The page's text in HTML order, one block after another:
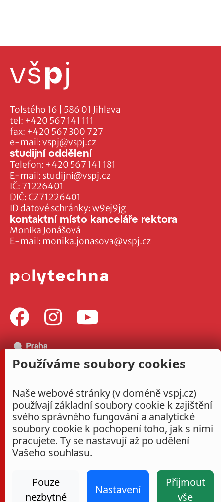
Tolstého 16 | 586 01 Jihlava
tel: +420 567 141 111
fax: +420 567 300 727
e-mail:vspj@vspj.cz
IČ: 71226401
DIČ: CZ71226401
ID datové schránky: w9ej9jg
studijní oddělení
Telefon: +420 567 141 181
E-mail: studijni@vspj.cz
kontaktní místo kanceláře rektora
Monika Jonášová
E-mail: monika.jonasova@vspj.cz
Používáme soubory cookies
Naše webové stránky (v doméně vspj.cz)
používají základní soubory cookie k zajištění
svého správného fungování a analytické
soubory cookie k pochopení toho, jak s nimi
pracujete. Ty se nastavují až po udělení
Vašeho souhlasu.
Pouze
nezbytné
Nastavení
Přijmout
vše